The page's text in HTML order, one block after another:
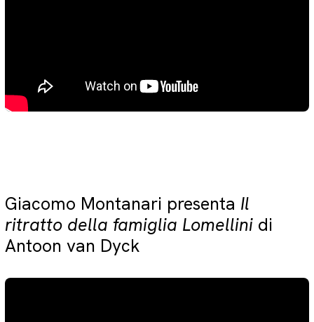
Giacomo Montanari presenta Il
ritratto della famiglia Lomellini di
Antoon van Dyck